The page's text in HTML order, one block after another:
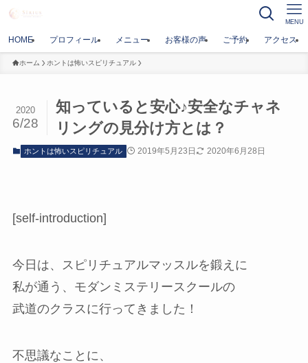
MENU
HOME プロフィール メニュー お客様の声 ご予約 アクセス
ホーム ホントは怖いスピリチュアル
知っていると安心♪安全なチャネ
リングの見分け方とは？
2020
6/28
ホントは怖いスピリチュアル 2019年5月23日 2020年6月28日
[self-introduction]
今日は、スピリチュアルマッスルを鍛えに
私が通う、モダンミステリースクールの
武道のクラスに行ってきました！
不思議なことに、